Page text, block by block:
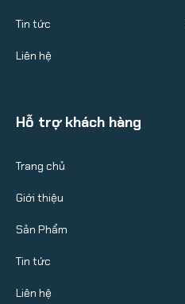
Tin tức
Liên hệ
Hỗ trợ khách hàng
Trang chủ
Giới thiệu
Sản Phẩm
Tin tức
Liên hệ